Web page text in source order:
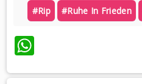
#rip #ruhe In Frieden
WhatsApp